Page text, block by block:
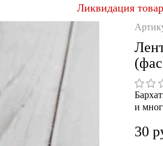
Ликвидация
и
30